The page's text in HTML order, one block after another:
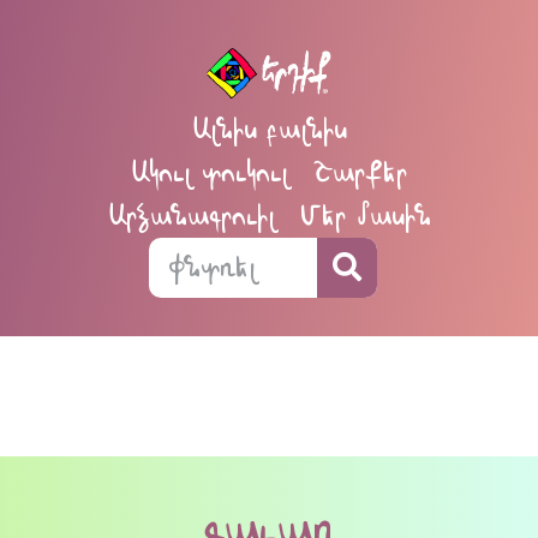
Ալնիս բալնիս
Ակուլ տուկուլ
Շարքեր
Արձանագրուիլ
Մեր մասին